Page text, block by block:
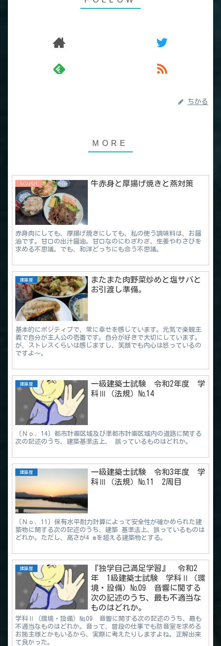
ちかる
シンパパ 牛赤身と厚揚げ焼きと燕対策
赤身肉にしても、厚揚げ焼きにしても、私の使う調味料は、お醤
油です。甘口の出汁醤油。甘口なのにわざわざ、生姜やわさびを
求める不思議。でも、和洋どっちにも合う不思議。
建築屋
またまた肉野菜炒めと塩サバと
お引渡し準備。
基本的にポジティブで、常に幸せを感じています。元気で楽観主
義で自分が主人公の壱番です。自分が好きで大切にしています。
が、ストレスくらいは感じますし、笑顔でも内心は怒っているの
ですよ～。
建築屋
一級建築士試験 令和2年度 学
科Ⅲ（法規）№14
〔Ｎｏ．14〕都市計画区域及び準都市計画区域内の道路に関する
次の記述のうち、建築基準法上、 誤っているものはどれか。
建築屋
一級建築士試験 令和3年度 学
科Ⅲ（法規）№11 2周目
〔Ｎｏ．11〕保有水平耐力計算によって安全性が確かめられた建
築物に関する次の記述のうち、建築 基準法上、誤っているものは
どれか。ただし、高さが4 mを超える建築物とする。
建築屋
『独学自己満足学習』 令和2
年 1級建築士試験 学科Ⅱ（環
境・設備）№09 音響に関する
次の記述のうち、最も不適当な
ものはどれか。
学科Ⅱ（環境・設備）№09 音響に関する次の記述のうち、最も
不適当なものはどれか。音って、普段の仕事でも防音室を求める
お施主様とかもいるから、実際に考えたりしますよね。正解出来
て良かった。